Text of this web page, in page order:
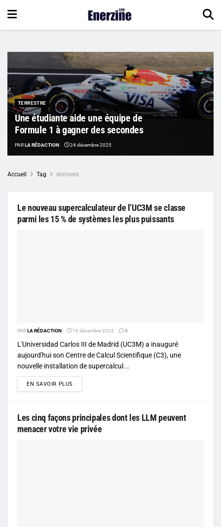
TERRESTRE
Une étudiante aide une équipe de
Formule 1 à gagner des secondes
PARLA RÉDACTION 24 décembre 2025
Accueil Tag donnees
Le nouveau supercalculateur de l’UC3M se classe
parmi les 15 % de systèmes les plus puissants
PARLA RÉDACTION 19 décembre 2025 0
L'Universidad Carlos III de Madrid (UC3M) a inauguré
aujourd'hui son Centre de Calcul Scientifique (C3), une
nouvelle installation de supercalcul...
EN SAVOIR PLUS
Les cinq façons principales dont les LLM peuvent
menacer votre vie privée